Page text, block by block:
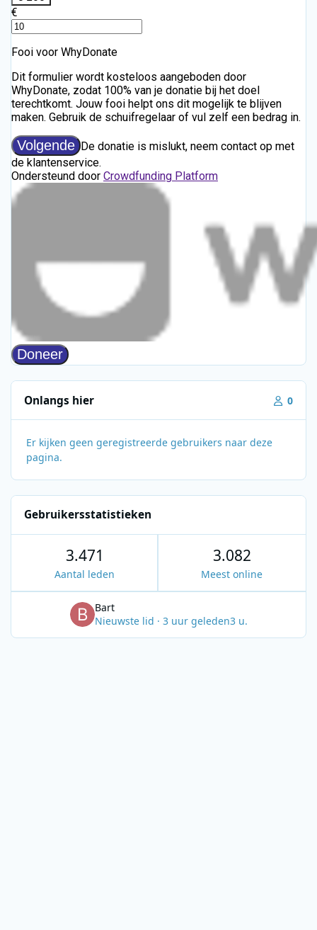
Onlangs hier 0
Er kijken geen geregistreerde gebruikers naar deze
pagina.
Gebruikersstatistieken
3.471
Aantal leden
3.082
Meest online
Bart
Nieuwste lid · 3 uur geleden3 u.